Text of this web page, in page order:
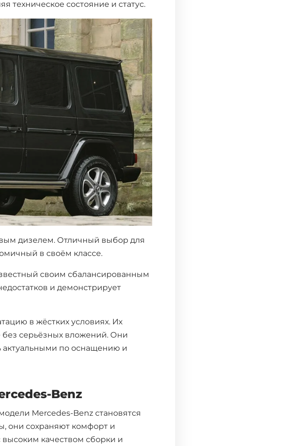
техническое состояние и статус.
дизелем. Отличный выбор для
в своём классе.
своим сбалансированным
и демонстрирует
в жёстких условиях. Их
без серьёзных вложений. Они
актуальными по оснащению и
Benz
Mercedes-Benz становятся
они сохраняют комфорт и
качеством сборки и
Поиск
Новосибирск